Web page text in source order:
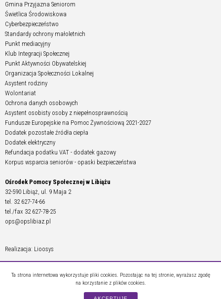
Gmina Przyjazna Seniorom
Świetlica Środowiskowa
Cyberbezpieczeństwo
Standardy ochrony małoletnich
Punkt mediacyjny
Klub Integracji Społecznej
Punkt Aktywności Obywatelskiej
Organizacja Społeczności Lokalnej
Asystent rodziny
Wolontariat
Ochrona danych osobowych
Asystent osobisty osoby z niepełnosprawnością
Fundusze Europejskie na Pomoc Żywnościową 2021-2027
Dodatek pozostałe źródła ciepła
Dodatek elektryczny
Refundacja podatku VAT - dodatek gazowy
Korpus wsparcia seniorów - opaski bezpieczeństwa
Ośrodek Pomocy Społecznej w Libiążu
32-590 Libiąż, ul. 9 Maja 2
tel. 32 627-74-66
tel./fax 32 627-78-25
ops@opslibiaz.pl
Realizacja: Lioosys
Ta strona internetowa wykorzystuje pliki cookies. Pozostając na tej stronie, wyrażasz zgodę
na korzystanie z plików cookies.